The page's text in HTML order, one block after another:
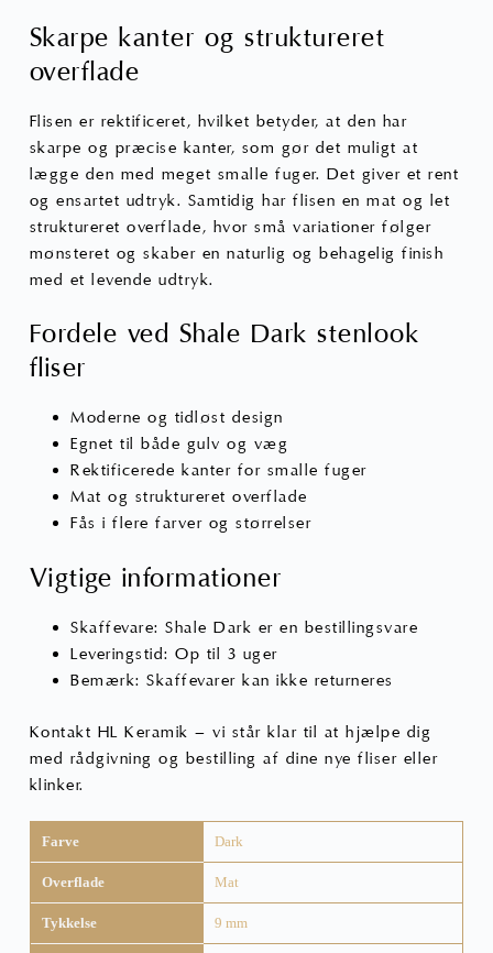
Skarpe kanter og struktureret
overflade
Flisen er rektificeret, hvilket betyder, at den har
skarpe og præcise kanter, som gør det muligt at
lægge den med meget smalle fuger. Det giver et rent
og ensartet udtryk. Samtidig har flisen en mat og let
struktureret overflade, hvor små variationer følger
mønsteret og skaber en naturlig og behagelig finish
med et levende udtryk.
Fordele ved Shale Dark stenlook
fliser
Moderne og tidløst design
Egnet til både gulv og væg
Rektificerede kanter for smalle fuger
Mat og struktureret overflade
Fås i flere farver og størrelser
Vigtige informationer
Skaffevare: Shale Dark er en bestillingsvare
Leveringstid: Op til 3 uger
Bemærk: Skaffevarer kan ikke returneres
Kontakt HL Keramik – vi står klar til at hjælpe dig
med rådgivning og bestilling af dine nye fliser eller
klinker.
Farve Dark
Overflade Mat
Tykkelse 9 mm